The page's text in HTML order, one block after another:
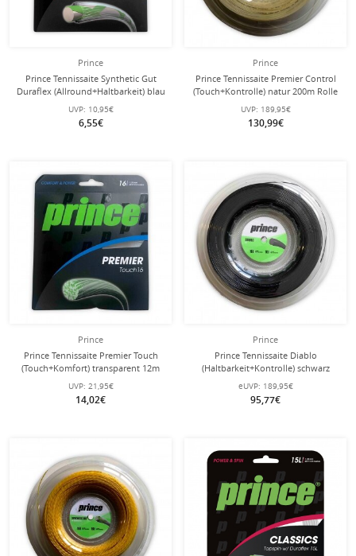
Prince
Prince Tennissaite Synthetic Gut
Duraflex (Allround+Haltbarkeit) blau
12m Set
UVP: 10,95€
6,55€
Prince
Prince Tennissaite Premier Control
(Touch+Kontrolle) natur 200m Rolle
UVP: 189,95€
130,99€
Prince
Prince Tennissaite Premier Touch
(Touch+Komfort) transparent 12m
Set
UVP: 21,95€
14,02€
Prince
Prince Tennissaite Diablo
(Haltbarkeit+Kontrolle) schwarz
200m Rolle
eUVP: 189,95€
95,77€